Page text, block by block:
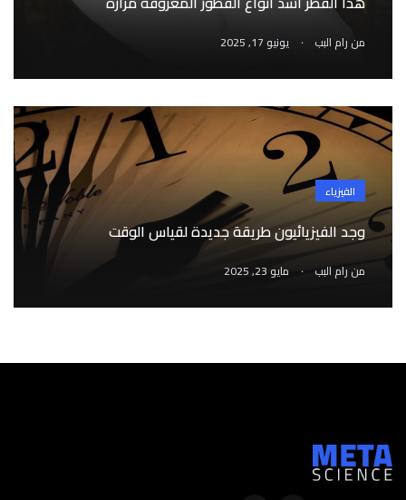
من رام البب . يونيو 17, 2025
الفيزياء
وجد الفيزيائيون طريقة جديدة لقياس الوقت
منرام البب . مايو 23, 2025